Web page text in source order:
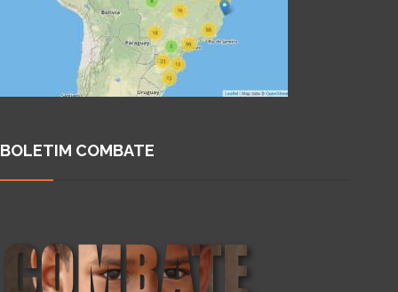
BOLETIM COMBATE